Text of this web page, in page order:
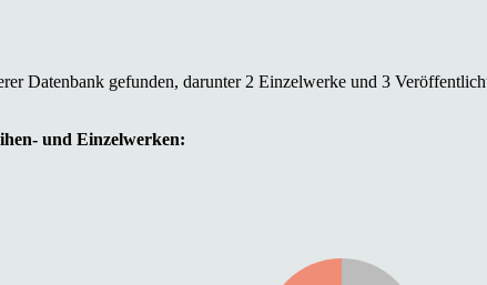
Datenbank gefunden, darunter 2 Einzelwerke und 3
und Einzelwerken: